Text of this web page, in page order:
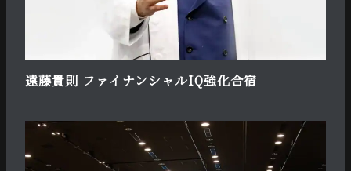
遠藤貴則 ファイナンシャルIQ強化合宿